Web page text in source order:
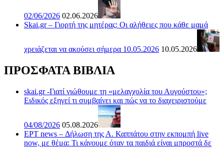
02/06/2026 02.06.2026
Skai.gr – Γιορτή της μητέρας: Οι αλήθειες που κάθε μαμά
χρειάζεται να ακούσει σήμερα 10.05.2026 10.05.2026
ΠΡΟΣΦΑΤΑ ΒΙΒΛΙΑ
skai.gr -Γιατί νιώθουμε τη «μελαγχολία του Αυγούστου»;
Ειδικός εξηγεί τι συμβαίνει και πώς να το διαχειριστούμε
04/08/2026 05.08.2026
ΕΡΤ news – Δήλωση της Α. Καππάτου στην εκπομπή live
now, με θέμα: Τι κάνουμε όταν τα παιδιά είναι μπροστά δε